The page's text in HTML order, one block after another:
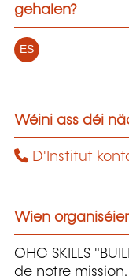
gehalen?
ES
Wéini ass déi
D'Institut
Wien
OHC SKILLS
de notre